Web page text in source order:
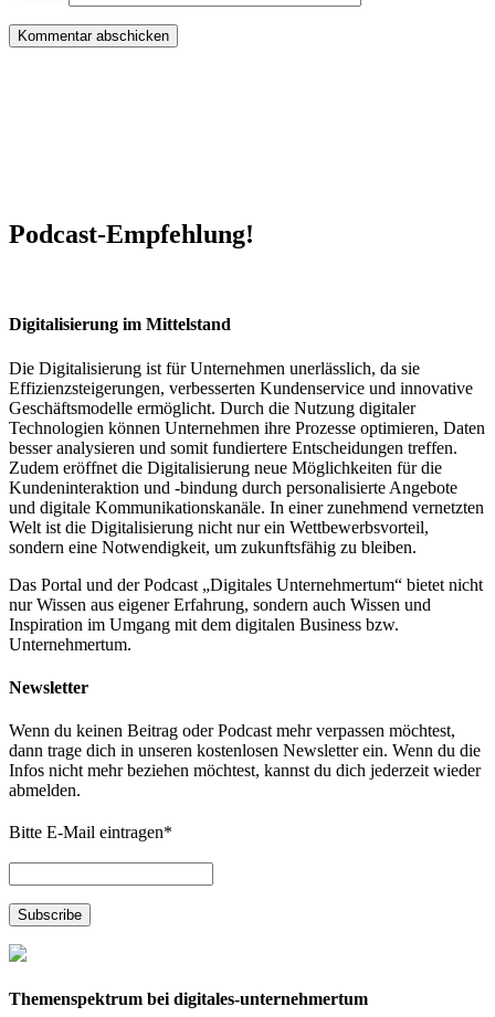
Podcast-Empfehlung!
Digitalisierung im Mittelstand
Die Digitalisierung ist für Unternehmen unerlässlich, da sie
Effizienzsteigerungen, verbesserten Kundenservice und innovative
Geschäftsmodelle ermöglicht. Durch die Nutzung digitaler
Technologien können Unternehmen ihre Prozesse optimieren, Daten
besser analysieren und somit fundiertere Entscheidungen treffen.
Zudem eröffnet die Digitalisierung neue Möglichkeiten für die
Kundeninteraktion und -bindung durch personalisierte Angebote
und digitale Kommunikationskanäle. In einer zunehmend vernetzten
Welt ist die Digitalisierung nicht nur ein Wettbewerbsvorteil,
sondern eine Notwendigkeit, um zukunftsfähig zu bleiben.
Das Portal und der Podcast „Digitales Unternehmertum“ bietet nicht
nur Wissen aus eigener Erfahrung, sondern auch Wissen und
Inspiration im Umgang mit dem digitalen Business bzw.
Unternehmertum.
Newsletter
Wenn du keinen Beitrag oder Podcast mehr verpassen möchtest,
dann trage dich in unseren kostenlosen Newsletter ein. Wenn du die
Infos nicht mehr beziehen möchtest, kannst du dich jederzeit wieder
abmelden.
Bitte E-Mail eintragen*
Themenspektrum bei digitales-unternehmertum